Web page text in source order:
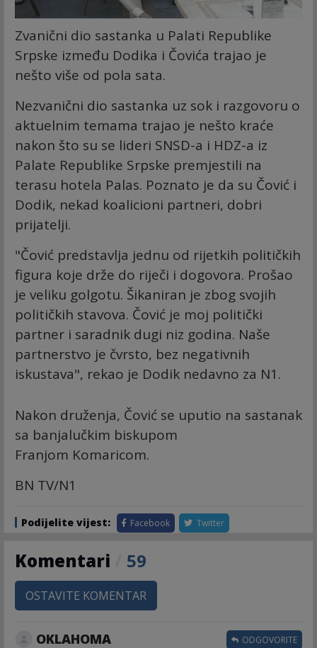
Zvanični dio sastanka u Palati Republike
Srpske između Dodika i Čovića trajao je
nešto više od pola sata.
Nezvanični dio sastanka uz sok i razgovoru o
aktuelnim temama trajao je nešto kraće
nakon što su se lideri SNSD-a i HDZ-a iz
Palate Republike Srpske premjestili na
terasu hotela Palas. Poznato je da su Čović i
Dodik, nekad koalicioni partneri, dobri
prijatelji.
"Čović predstavlja jednu od rijetkih političkih
figura koje drže do riječi i dogovora. Prošao
je veliku golgotu. Šikaniran je zbog svojih
političkih stavova. Čović je moj politički
partner i saradnik dugi niz godina. Naše
partnerstvo je čvrsto, bez negativnih
iskustava", rekao je Dodik nedavno za N1.
Nakon druženja, Čović se uputio na sastanak
sa banjalučkim biskupom
Franjom Komaricom.
BN TV/N1
Podijelite vijest: Facebook Twitter
Komentari 59
OSTAVITE KOMENTAR
OKLAHOMA ODGOVORITE